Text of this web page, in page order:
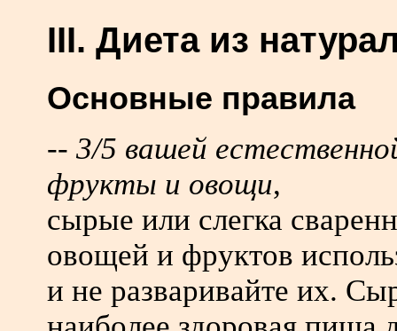
III. Диета из
Основные правила
-- 3/5 вашей
фрукты и овощи,
сырые или слегка
овощей и фруктов
и не разваривайте их.